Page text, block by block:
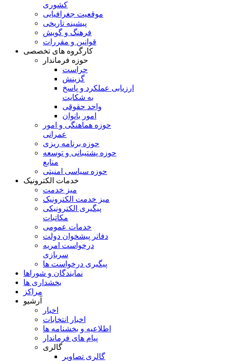
کشوری
موقعیت جغرافیایی
پیشینه تاریخی
فرهنگ و گویش
قوانین و مقررات
کارگروه های تخصصی
حوزه فرماندار
حراست
گزینش
ارزيابی عملکرد و پاسخ
به شکايت
واحد حقوقی
امور بانوان
حوزه هماهنگی و امور
عمرانی
حوزه برنامه ريزی
حوزه پشتيبانی و توسعه
منابع
حوزه سیاسی امنیتی
خدمات الکترونیک
میز خدمت
میز خدمت الکترونیک
پیگیری الکترونیکی
مکاتبات
خدمات عمومی
دفاتر پیشخوان دولت
درخواست امریه
سربازی
پیگیری درخواست ها
نمایندگان و شوراها
بخشداری ها
مراکز
آرشیو
اخبار
اخبار انتخابات
اطلاعیه و بخشنامه ها
پیام های فرماندار
گالری
گالری تصاویر